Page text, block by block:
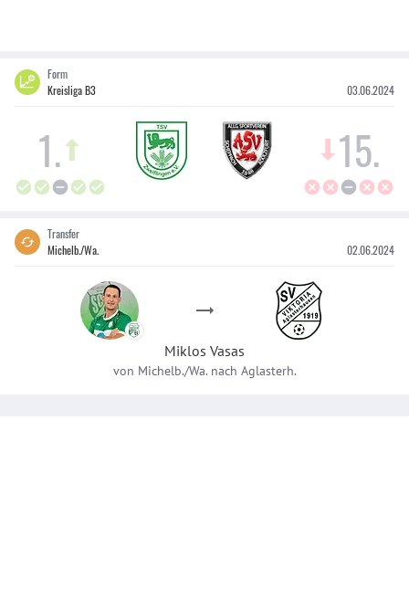
Form
Kreisliga B3
03.06.2024
1. 15.
Transfer
Michelb./Wa.
02.06.2024
Miklos Vasas
von Michelb./Wa. nach Aglasterh.